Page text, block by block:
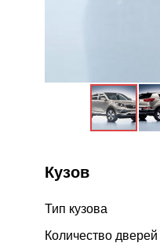
Кузов
Тип кузова
Количество дверей